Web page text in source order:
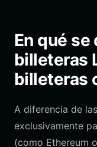
En qué
billeteras
billeteras
A diferencia de
exclusivamente
(como Ethereum